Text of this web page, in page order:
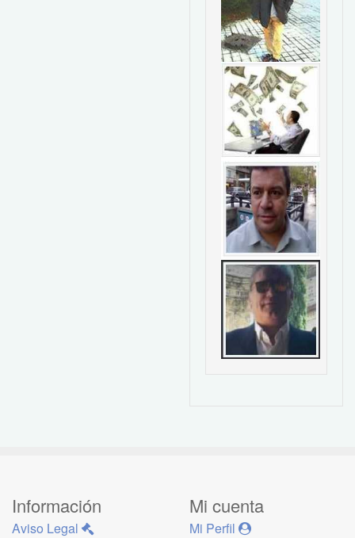
Información
Aviso Legal
Mi cuenta
Mi Perfil